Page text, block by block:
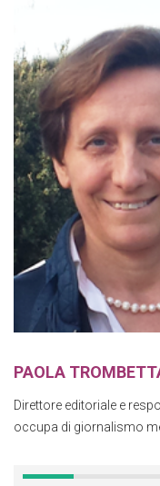
PAOLA
Direttore editoriale e
occupa di giornalismo